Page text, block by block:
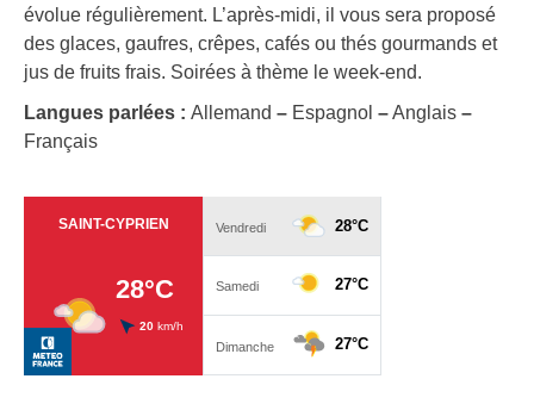
évolue régulièrement. L’après-midi, il vous sera proposé
des glaces, gaufres, crêpes, cafés ou thés gourmands et
jus de fruits frais. Soirées à thème le week-end.
Langues parlées : Allemand – Espagnol –Anglais –
Français